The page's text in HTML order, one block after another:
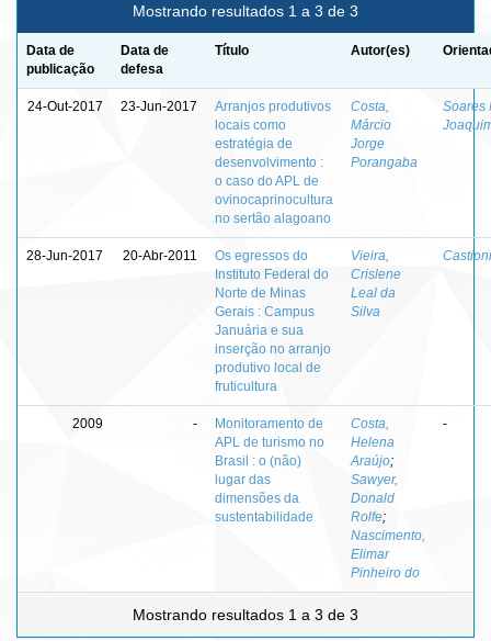
Mostrando resultados 1 a 3 de 3
Data de
publicação
Data de
defesa
Título Autor(es)
24-Out-2017 23-Jun-2017
Arranjos produtivos
locais como
estratégia de
desenvolvimento :
o caso do APL de
ovinocaprinocultura
no sertão alagoano
Costa,
Márcio
Jorge
Porangaba
Soares
28-Jun-2017 20-Abr-2011
Os egressos do
Instituto Federal do
Norte de Minas
Gerais : Campus
Januária e sua
inserção no arranjo
produtivo local de
fruticultura
Vieira,
Crislene
Leal da
Silva
2009 -
Monitoramento de
APL de turismo no
Brasil : o (não)
lugar das
dimensões da
sustentabilidade
Costa,
Helena
Araújo;
Sawyer,
Donald
Rolfe;
Nascimento,
Elimar
Pinheiro do
-
Mostrando resultados 1 a 3 de 3